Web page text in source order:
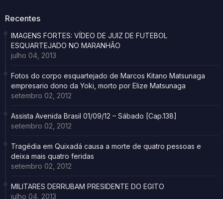
Recentes
IMAGENS FORTES: VÍDEO DE JUIZ DE FUTEBOL
ESQUARTEJADO NO MARANHÃO
julho 04, 2013
Fotos do corpo esquartejado de Marcos Kitano Matsunaga
empresario dono da Yoki, morto por Elize Matsunaga
setembro 02, 2012
Assista Avenida Brasil 01/09/12 – Sábado [Cap.138]
setembro 02, 2012
Tragédia em Quixadá causa a morte de quatro pessoas e
deixa mais quatro feridas
setembro 02, 2012
MILITARES DERRUBAM PRESIDENTE DO EGITO
julho 04, 2013